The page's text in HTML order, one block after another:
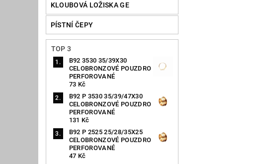
KLOUBOVÁ LOŽISKA GE
PÍSTNÍ ČEPY
TOP 3
B92 3530 35/39X30
CELOBRONZOVÉ POUZDRO
PERFOROVANÉ
73 Kč
B92 P 3530 35/39/47X30
CELOBRONZOVÉ POUZDRO
PERFOROVANÉ
131 Kč
B92 P 2525 25/28/35X25
CELOBRONZOVÉ POUZDRO
PERFOROVANÉ
47 Kč